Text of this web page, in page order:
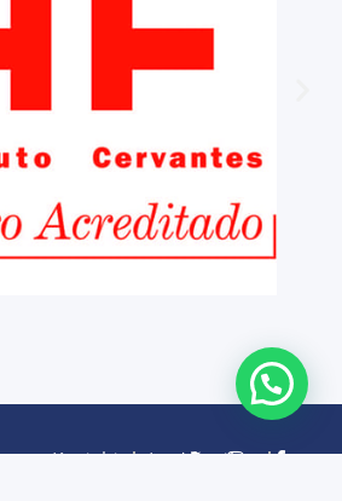
Kontakt
Legal notice